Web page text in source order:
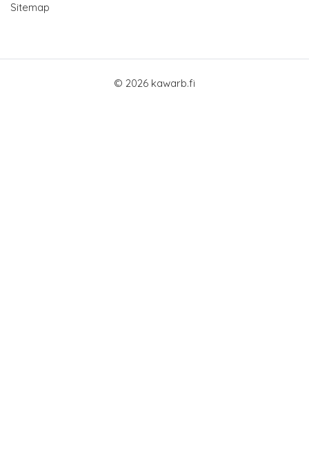
Sitemap
© 2026 kawarb.fi